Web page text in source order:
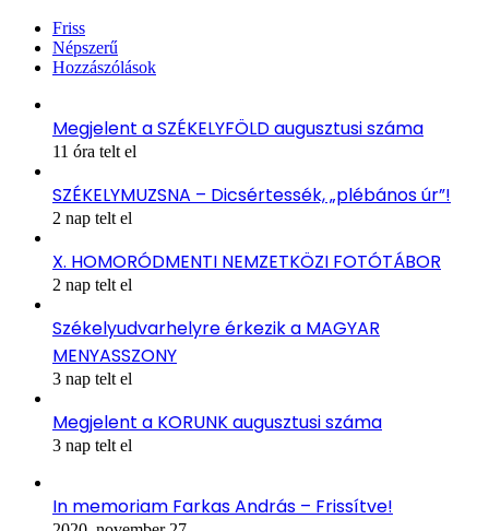
Friss
Népszerű
Hozzászólások
Megjelent a SZÉKELYFÖLD augusztusi száma
11 óra telt el
SZÉKELYMUZSNA – Dicsértessék, „plébános úr”!
2 nap telt el
X. HOMORÓDMENTI NEMZETKÖZI FOTÓTÁBOR
2 nap telt el
Székelyudvarhelyre érkezik a MAGYAR
MENYASSZONY
3 nap telt el
Megjelent a KORUNK augusztusi száma
3 nap telt el
In memoriam Farkas András – Frissítve!